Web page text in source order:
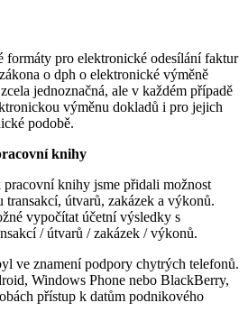
formáty pro elektronické odesílání faktur
o dph o elektronické výměně
jednoznačná, ale v každém případě
výměnu dokladů i pro jejich
podobě.
knihy
knihy jsme přidali možnost
transakcí, útvarů, zakázek a výkonů.
vypočítat účetní výsledky s
/ útvarů / zakázek / výkonů.
ve znamení podpory chytrých telefonů.
Windows Phone nebo BlackBerry,
přístup k datům podnikového